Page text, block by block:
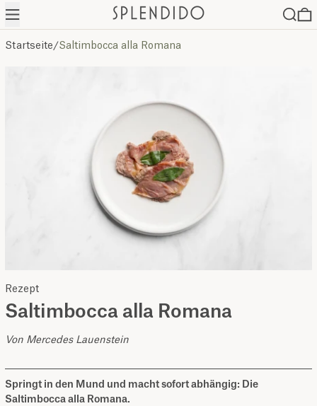
Menü
Startseite/Saltimbocca alla Romana
Rezept
Saltimbocca alla Romana
Von Mercedes Lauenstein
Springt in den Mund und macht sofort abhängig: Die
Saltimbocca alla Romana.